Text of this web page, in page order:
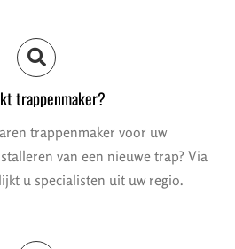
trappenmaker?
trappenmaker voor uw
van een nieuwe trap? Via
u specialisten uit uw regio.